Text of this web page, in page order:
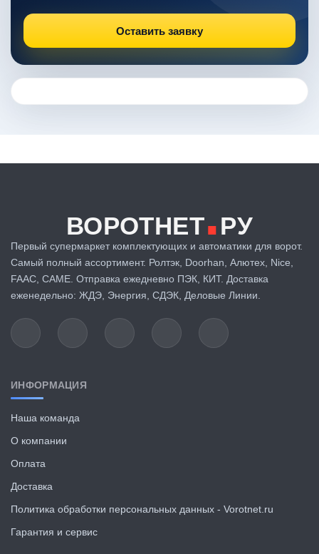
Оставить заявку
ВОРОТНЕТ.РУ
Первый супермаркет комплектующих и автоматики для ворот.
Самый полный ассортимент. Ролтэк, Doorhan, Алютех, Nice,
FAAC, CAME. Отправка ежедневно ПЭК, КИТ. Доставка
еженедельно: ЖДЭ, Энергия, СДЭК, Деловые Линии.
ИНФОРМАЦИЯ
Наша команда
О компании
Оплата
Доставка
Политика обработки персональных данных - Vorotnet.ru
Гарантия и сервис